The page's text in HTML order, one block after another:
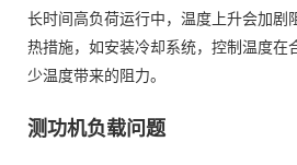
长时间高负荷运行中，温度上升会加剧
热措施，如安装冷却系统，控制温度在
少温度带来的阻力。
测功机负载问题